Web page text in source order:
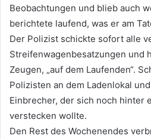
Beobachtungen und blieb auch
berichtete laufend, was er am
Der Polizist schickte sofort alle
Streifenwagenbesatzungen und
Zeugen, „auf dem Laufenden“.
Polizisten an dem Ladenlokal
Einbrecher, der sich noch hinter
verstecken wollte.
Den Rest des Wochenendes